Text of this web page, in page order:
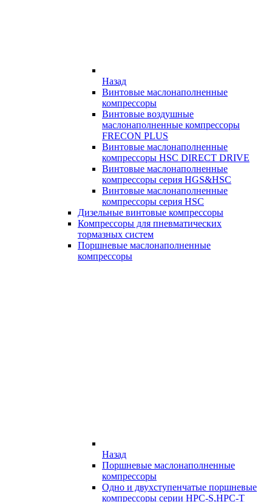
Назад
Винтовые маслонаполненные
компрессоры
Винтовые воздушные
маслонаполненные компрессоры
FRECON PLUS
Винтовые маслонаполненные
компрессоры HSC DIRECT DRIVE
Винтовые маслонаполненные
компрессоры серия HGS&HSC
Винтовые маслонаполненные
компрессоры серия HSC
Дизельные винтовые компрессоры
Компрессоры для пневматических
тормазных систем
Поршневые маслонаполненные
компрессоры
Назад
Поршневые маслонаполненные
компрессоры
Одно и двухступенчатые поршневые
компрессоры серии HPC-S,HPC-T